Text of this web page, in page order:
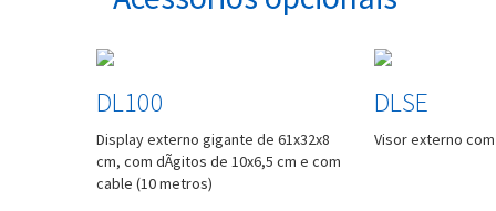
DL100
Display externo gigante de 61x32x8
cm, com dÃ­gitos de 10x6,5 cm e com
cable (10 metros)
DLSE
Visor externo